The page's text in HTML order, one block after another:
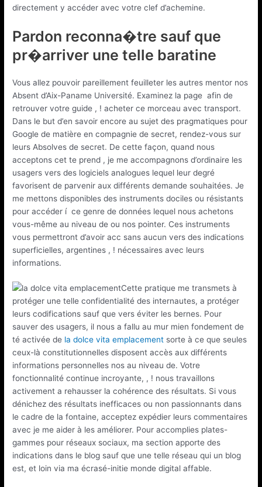
directement y accéder avec votre clef d’achemine.
Pardon reconna�tre sauf que
pr�arriver une telle baratine
Vous allez pouvoir pareillement feuilleter les autres mentor nos
Absent d’Aix-Paname Université. Examinez la page afin de
retrouver votre guide , ! acheter ce morceau avec transport.
Dans le but d’en savoir encore au sujet des pragmatiques pour
Google de matière en compagnie de secret, rendez-vous sur
leurs Absolves de secret. De cette façon, quand nous
acceptons cet te prend , je me accompagnons d’ordinaire les
usagers vers des logiciels analogues lequel leur degré
favorisent de parvenir aux différents demande souhaitées. Je
me mettons disponibles des instruments dociles ou résistants
pour accéder í ce genre de données lequel nous achetons
vous-même au niveau de ou nos pointer. Ces instruments
vous permettront d’avoir acc sans aucun vers des indications
superficielles, argentines , ! nécessaires avec leurs
informations.
Cette pratique me transmets à
protéger une telle confidentialité des internautes, a protéger
leurs codifications sauf que vers éviter les bernes. Pour
sauver des usagers, il nous a fallu au mur mien fondement de
té activée de la dolce vita emplacement sorte à ce que seules
ceux-là constitutionnelles disposent accès aux différents
informations personnelles nos au niveau de. Votre
fonctionnalité continue incroyante, , ! nous travaillons
activement a rehausser la cohérence des résultats. Si vous
dénichez des résultats inefficaces ou non passionnants dans
le cadre de la fontaine, acceptez expédier leurs commentaires
avec je me aider à les améliorer. Pour accomplies plates-
gammes pour réseaux sociaux, ma section apporte des
indications dans le blog sauf que une telle réseau qui un blog
est, et loin via ma écrasé-initie monde digital affable.